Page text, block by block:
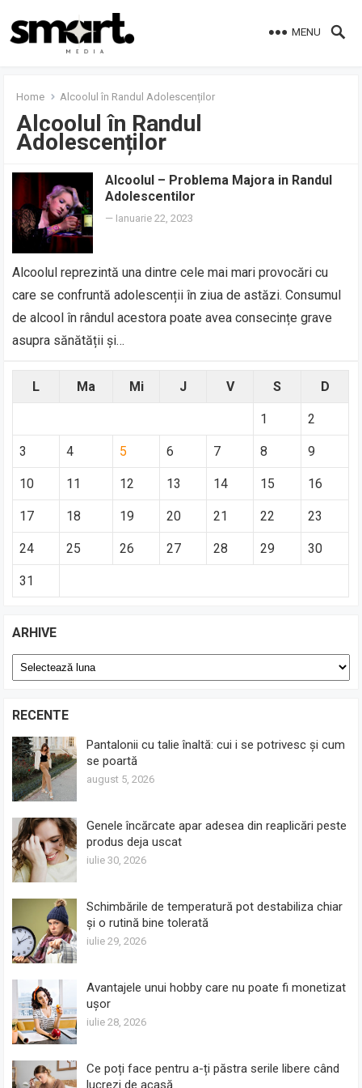
MENU
Home Alcoolul în Randul Adolescenților
Alcoolul în Randul
Adolescenților
Alcoolul – Problema Majora in Randul
Adolescentilor
— Ianuarie 22, 2023
Alcoolul reprezintă una dintre cele mai mari provocări cu
care se confruntă adolescenții în ziua de astăzi. Consumul
de alcool în rândul acestora poate avea consecințe grave
asupra sănătății și…
L Ma Mi J V S D
1 2
3 4 5 6 7 8 9
10 11 12 13 14 15 16
17 18 19 20 21 22 23
24 25 26 27 28 29 30
31
ARHIVE
Arhive
RECENTE
Pantalonii cu talie înaltă: cui i se potrivesc și cum
se poartă
august 5, 2026
Genele încărcate apar adesea din reaplicări peste
produs deja uscat
iulie 30, 2026
Schimbările de temperatură pot destabiliza chiar
și o rutină bine tolerată
iulie 29, 2026
Avantajele unui hobby care nu poate fi monetizat
ușor
iulie 28, 2026
Ce poți face pentru a-ți păstra serile libere când
lucrezi de acasă